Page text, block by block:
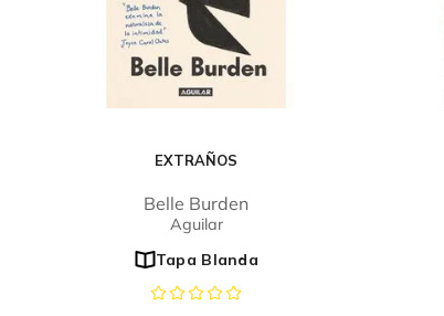
EXTRAÑOS
Belle Burden
Aguilar
Tapa Blanda